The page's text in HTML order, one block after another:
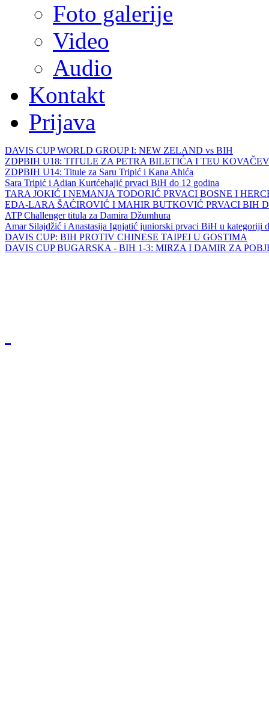
Foto galerije
Video
Audio
Kontakt
Prijava
DAVIS CUP WORLD GROUP I: NEW ZELAND vs BIH
ZDPBIH U18: TITULE ZA PETRA BILETIĆA I TEU
ZDPBIH U14: Titule za Saru Tripić i Kana Ahića
Sara Tripić i Adian Kurtćehajić prvaci BiH do 12 godina
TARA JOKIĆ I NEMANJA TODORIĆ PRVACI BOSNE I
EDA-LARA ŠAĆIROVIĆ I MAHIR BUTKOVIĆ PRVACI BIH
ATP Challenger titula za Damira Džumhura
Amar Silajdžić i Anastasija Ignjatić juniorski prvaci BiH u kategoriji
DAVIS CUP: BIH PROTIV CHINESE TAIPEI U GOSTIMA
DAVIS CUP BUGARSKA - BIH 1-3: MIRZA I DAMIR ZA